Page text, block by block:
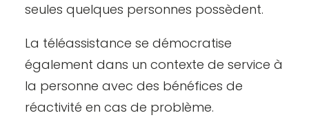
seules quelques personnes possèdent.
La téléassistance se démocratise
également dans un contexte de service à
la personne avec des bénéfices de
réactivité en cas de problème.